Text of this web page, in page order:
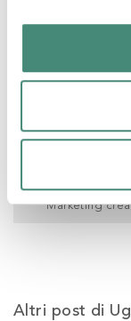
Marketing
Altri post di